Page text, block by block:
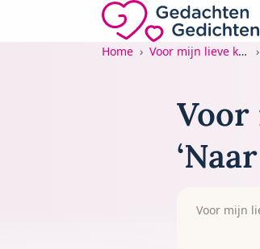
Direct naar de inhoud
Gedachten-Gedichten.nl
Home Voor mijn lieve kind
Voor mijn